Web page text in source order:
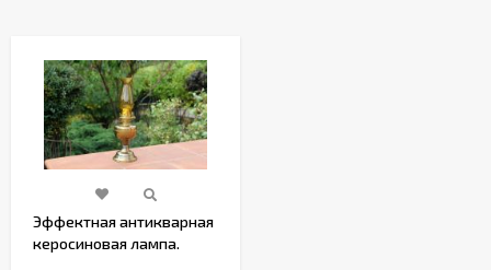
Эффектная антикварная
керосиновая лампа.